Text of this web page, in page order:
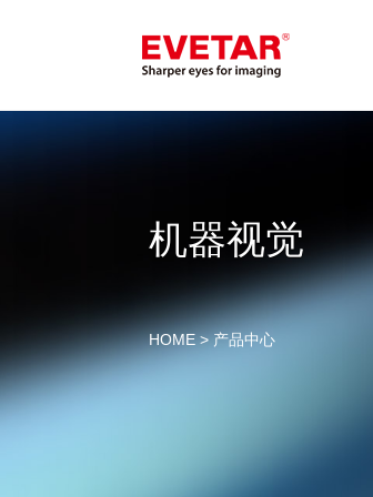
机器视觉
HOME> 产品中心